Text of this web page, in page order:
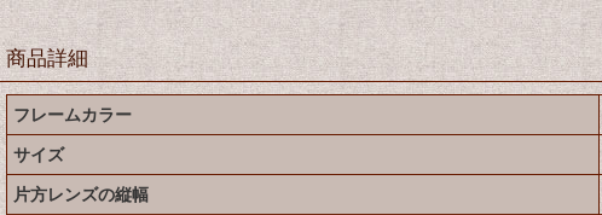
商品詳細
フレームカラー
サイズ
片方レンズの縦幅